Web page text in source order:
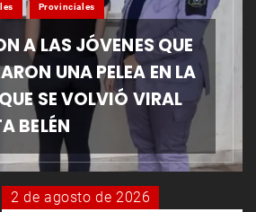
Provinciales
A LAS JÓVENES QUE
UNA PELEA EN LA
SE VOLVIÓ VIRAL
BELÉN
2 de agosto de 2026